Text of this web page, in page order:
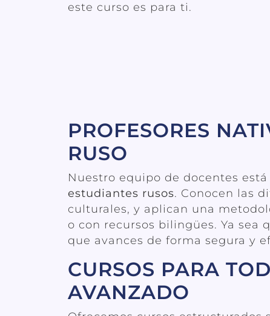
este curso es para ti.
PROFESORES
RUSO
Nuestro equipo de docentes
estudiantes rusos. Conocen las
culturales, y aplican una
o con recursos bilingües. Ya
que avances de forma segura y
CURSOS PARA
AVANZADO